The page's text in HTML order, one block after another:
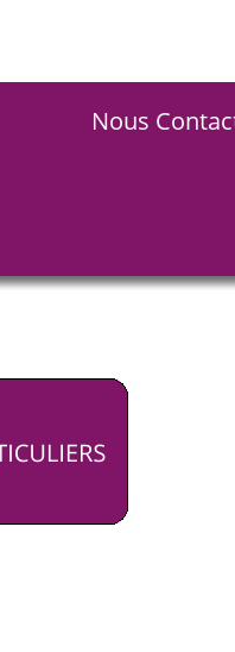
Nous Contacter